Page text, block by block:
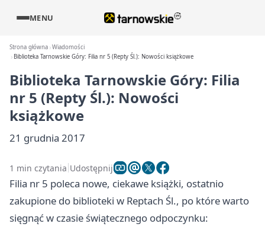
MENU
Strona główna Wiadomości
Biblioteka Tarnowskie Góry: Filia nr 5 (Repty Śl.): Nowości książkowe
Biblioteka Tarnowskie Góry: Filia
nr 5 (Repty Śl.): Nowości
książkowe
21 grudnia 2017
1 min czytania Udostępnij
Filia nr 5 poleca nowe, ciekawe książki, ostatnio
zakupione do biblioteki w Reptach Śl., po które warto
sięgnąć w czasie świątecznego odpoczynku: